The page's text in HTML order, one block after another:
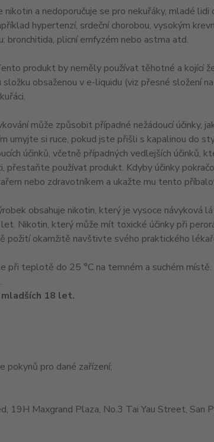
nikotin a nedoporučuje se pro nekuřáky, mladé
hypertenzí, srdeční chorobou, vysokým
bronchitida, plicní emfyzém nebo astma atd.
produkt by neměly používat těhotné a kojící
obsaženou v e-liquidu (viz přesné složení
může způsobit případné nežádoucí účinky,
umyjte si ruce, pokud jste přišli s kapalinou do
účinků, včetně případných vedlejších účinků,
přestaňte používat produkt. Kdyby účinky
nebo zdravotníkem a ukažte mu tento
obsahuje nikotin, který je vysoce návyková
Nikotin, který může mít toxické účinky při
požití okamžitě navštivte svého praktického
při teplotě do 25 °C na temném a suchém
18 let.
pro dané zařízení;
19H Maxgrand Plaza, No.3 Tai Yau Street, San